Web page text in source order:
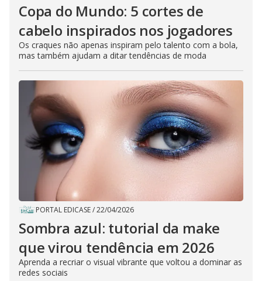
Copa do Mundo: 5 cortes de
cabelo inspirados nos jogadores
Os craques não apenas inspiram pelo talento com a bola,
mas também ajudam a ditar tendências de moda
PORTAL EDICASE/22/04/2026
Sombra azul: tutorial da make
que virou tendência em 2026
Aprenda a recriar o visual vibrante que voltou a dominar as
redes sociais